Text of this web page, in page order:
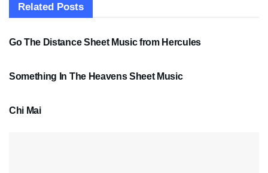
Related Posts
SHEET MUSIC
Go The Distance Sheet Music from Hercules
Something In The Heavens Sheet Music
Chi Mai